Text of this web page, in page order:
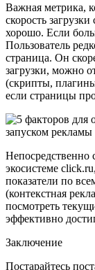
Важная метрика,
скорость
хорошо. Если
Пользователь
страница. Он
загрузки, можно
(скрипты,
если страницы
Непосредственно
экосистеме
показатели по
(контекстная
посмотреть
эффективно
Заключение
Постарайтесь